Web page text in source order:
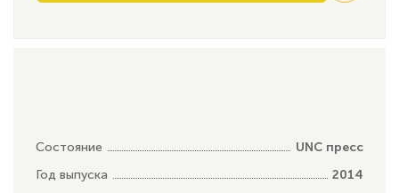
Состояние
UNC пресс
Год выпуска
2014